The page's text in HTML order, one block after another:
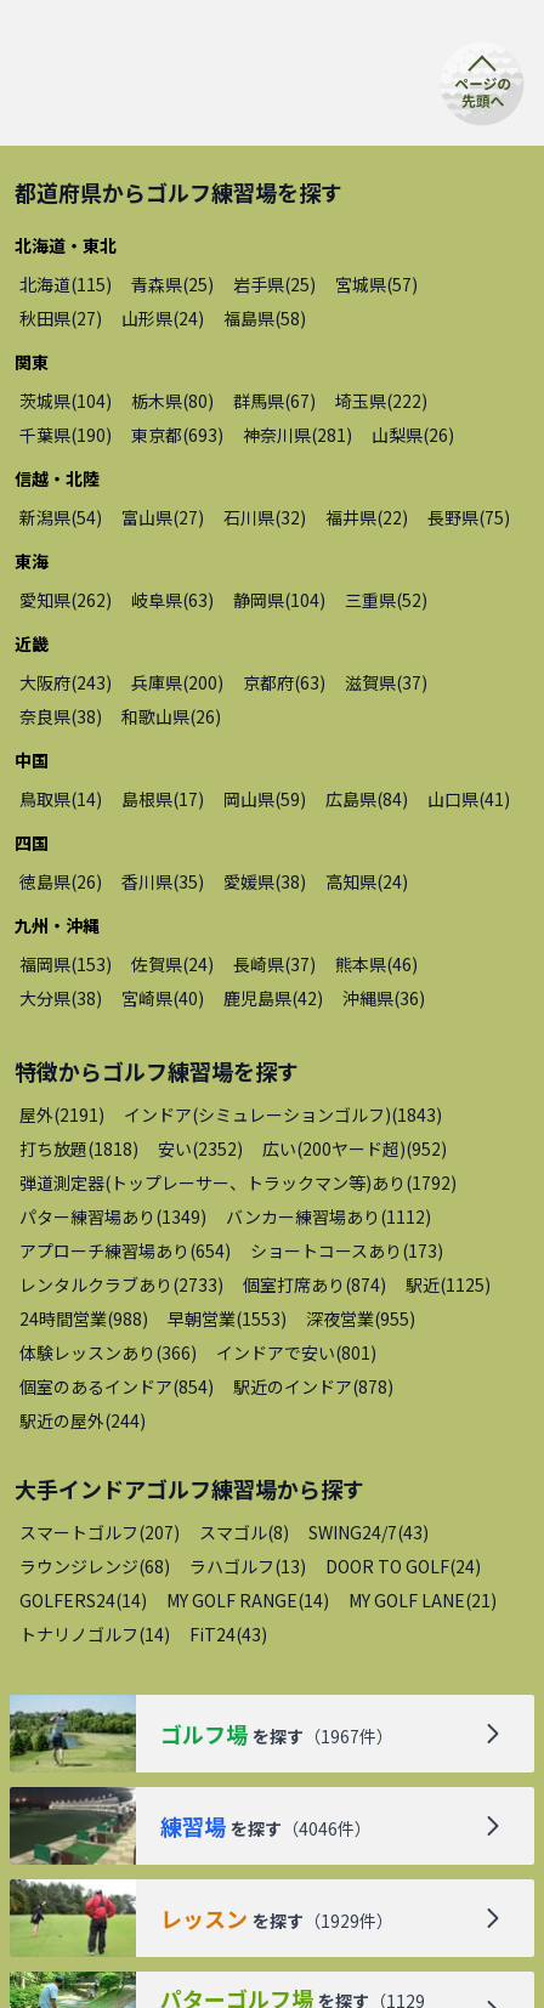
都道府県からゴルフ練習場を探す
北海道・東北
北海道(115) 青森県(25) 岩手県(25) 宮城県(57)
秋田県(27) 山形県(24) 福島県(58)
関東
茨城県(104) 栃木県(80) 群馬県(67) 埼玉県(222)
千葉県(190) 東京都(693) 神奈川県(281 ) 山梨県(26)
信越・北陸
新潟県(54) 富山県(27) 石川県(32) 福井県(22) 長野県(75)
東海
愛知県(262) 岐阜県(63) 静岡県(104) 三重県(52)
近畿
大阪府(243) 兵庫県(200) 京都府(63) 滋賀県(37)
奈良県(38) 和歌山県(26)
中国
鳥取県(14) 島根県(17) 岡山県(59) 広島県(84) 山口県(41 )
四国
徳島県(26) 香川県(35) 愛媛県(38) 高知県(24)
九州・沖縄
福岡県(153) 佐賀県(24) 長崎県(37) 熊本県(46)
大分県(38) 宮崎県(40) 鹿児島県(42) 沖縄県(36)
特徴からゴルフ練習場を探す
屋外(2191 ) インドア(シミュレーションゴルフ)(1843)
打ち放題(1818) 安い(2352) 広い(200ヤード超)(952)
弾道測定器(トップレーサー、トラックマン等)あり (1792)
パター練習場あり (1349) バンカー練習場あり (1112)
アプローチ練習場あり (654) ショートコースあり (173)
レンタルクラブあり (2733) 個室打席あり (874) 駅近(1125)
24時間営業(988) 早朝営業(1553) 深夜営業(955)
体験レッスンあり (366) インドアで安い(801 )
個室のあるインドア(854) 駅近のインドア(878)
駅近の屋外(244)
大手インドアゴルフ練習場から探す
スマートゴルフ(207) スマゴル(8) SWING24/7(43)
ラウンジレンジ(68) ラハゴルフ(13) DOOR TO GOLF(24)
GOLFERS24(14) MY GOLF RANGE(14) MY GOLF LANE(21 )
トナリノゴルフ(14) FiT24(43)
ゴルフ場 を探す （1967件）
練習場 を探す （4046件）
レッスン を探す （1929件）
パターゴルフ場 を探す （1129